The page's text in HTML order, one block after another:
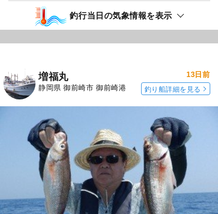
釣行当日の気象情報を表示
増福丸
静岡県 御前崎市 御前崎港
13日前
釣り船詳細を見る